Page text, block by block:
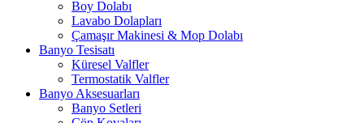
Boy Dolabı
Lavabo Dolapları
Çamaşır Makinesi & Mop Dolabı
Banyo Tesisatı
Küresel Valfler
Termostatik Valfler
Banyo Aksesuarları
Banyo Setleri